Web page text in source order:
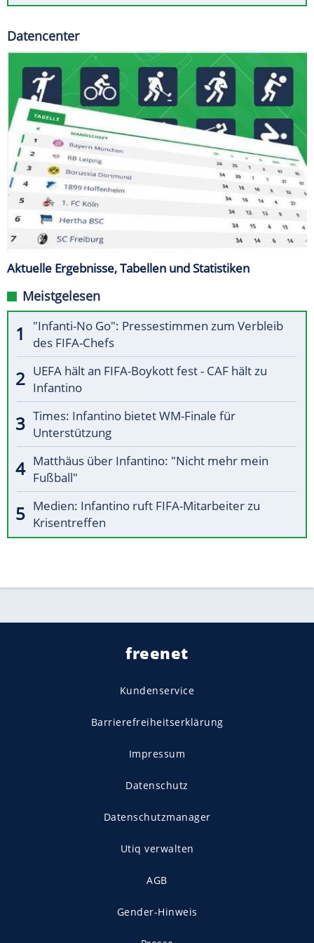
Datencenter
Aktuelle Ergebnisse, Tabellen und Statistiken
Meistgelesen
"Infanti-No Go": Pressestimmen zum Verbleib
des FIFA-Chefs
UEFA hält an FIFA-Boykott fest - CAF hält zu
Infantino
Times: Infantino bietet WM-Finale für
Unterstützung
Matthäus über Infantino: "Nicht mehr mein
Fußball"
Medien: Infantino ruft FIFA-Mitarbeiter zu
Krisentreffen
freenet
Kundenservice
Barrierefreiheitserklärung
Impressum
Datenschutz
Datenschutzmanager
Utiq verwalten
AGB
Gender-Hinweis